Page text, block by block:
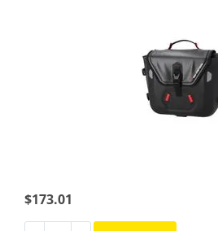
$173.01